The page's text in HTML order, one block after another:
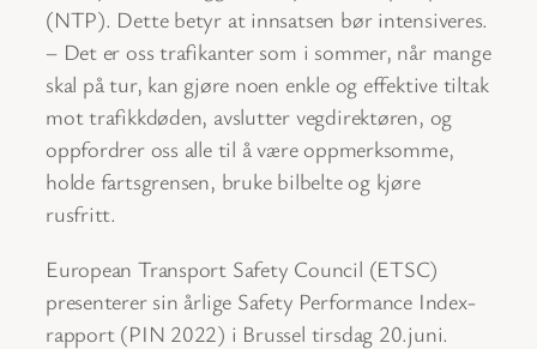
(NTP). Dette betyr at innsatsen bør intensiveres.
– Det er oss trafikanter som i sommer, når mange
skal på tur, kan gjøre noen enkle og effektive tiltak
mot trafikkdøden, avslutter vegdirektøren, og
oppfordrer oss alle til å være oppmerksomme,
holde fartsgrensen, bruke bilbelte og kjøre
rusfritt.
European Transport Safety Council (ETSC)
presenterer sin årlige Safety Performance Index-
rapport (PIN 2022) i Brussel tirsdag 20.juni.